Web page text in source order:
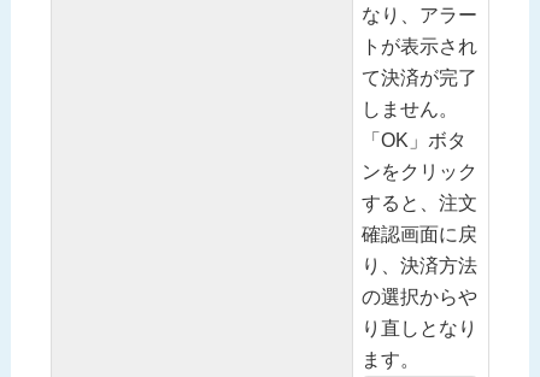
なり、アラー
トが表示され
て決済が完了
しません。
「OK」ボタ
ンをクリック
すると、注文
確認画面に戻
り、決済方法
の選択からや
り直しとなり
ます。